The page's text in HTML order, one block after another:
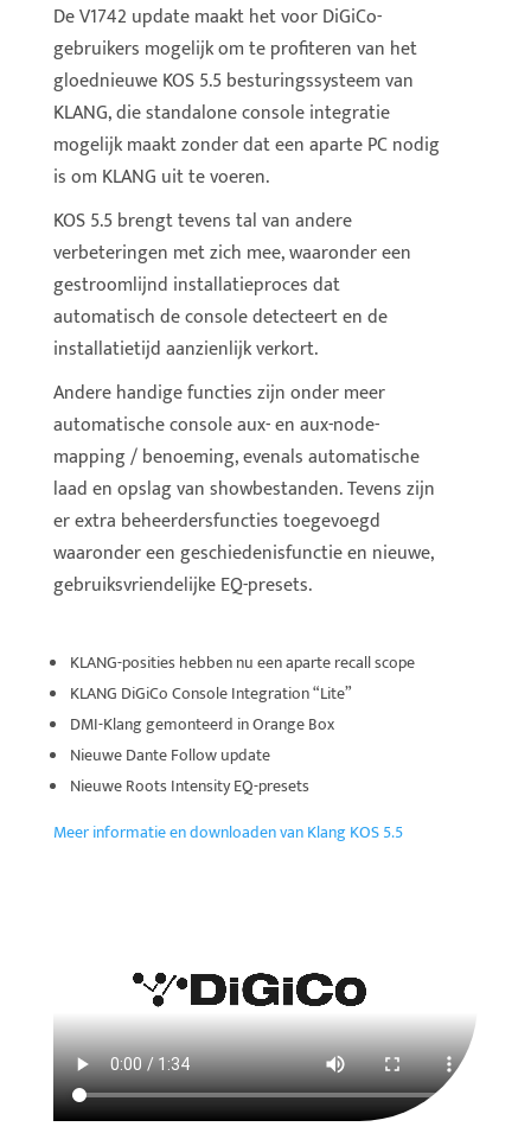
De V1742 update maakt het voor DiGiCo-
gebruikers mogelijk om te profiteren van het
gloednieuwe KOS 5.5 besturingssysteem van
KLANG, die standalone console integratie
mogelijk maakt zonder dat een aparte PC nodig
is om KLANG uit te voeren.
KOS 5.5 brengt tevens tal van andere
verbeteringen met zich mee, waaronder een
gestroomlijnd installatieproces dat
automatisch de console detecteert en de
installatietijd aanzienlijk verkort.
Andere handige functies zijn onder meer
automatische console aux- en aux-node-
mapping / benoeming, evenals automatische
laad en opslag van showbestanden. Tevens zijn
er extra beheerdersfuncties toegevoegd
waaronder een geschiedenisfunctie en nieuwe,
gebruiksvriendelijke EQ-presets.
KLANG-posities hebben nu een aparte recall scope
KLANG DiGiCo Console Integration “Lite”
DMI-Klang gemonteerd in Orange Box
Nieuwe Dante Follow update
Nieuwe Roots Intensity EQ-presets
Meer informatie en downloaden van Klang KOS 5.5